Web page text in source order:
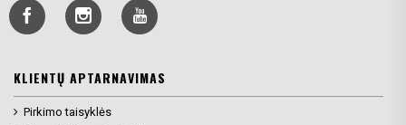
KLIENTŲ APTARNAVIMAS
Pirkimo taisyklės